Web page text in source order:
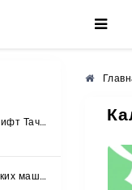
Drive Zone Online: Дрифт Тачки
RCD - Дрифт на русских машинах